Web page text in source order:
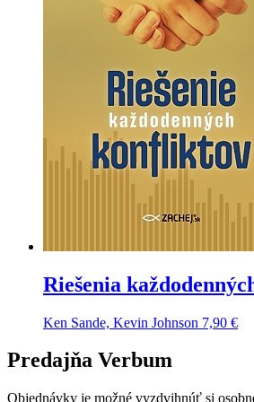
Riešenia
Ken Sande, Kevin Johnson 7,90 €
Predajňa Verbum
Objednávky je možné vyzdvihnúť si